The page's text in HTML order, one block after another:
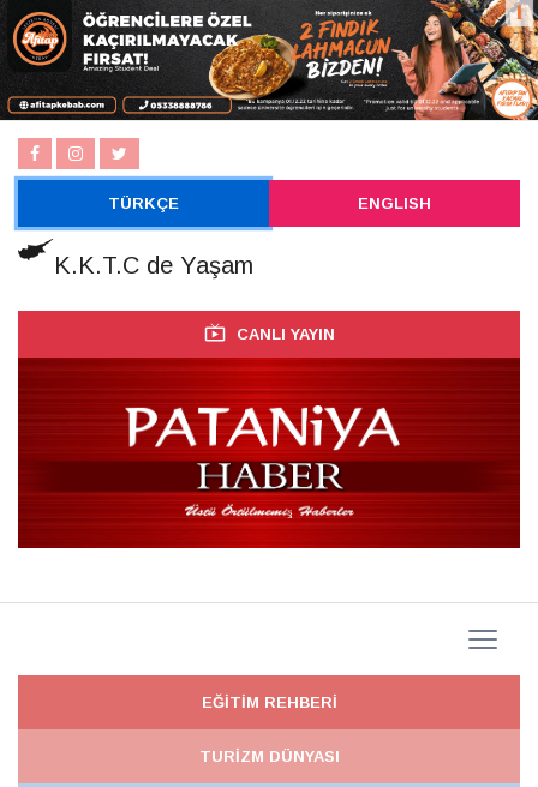
TÜRKÇE ENGLISH
K.K.T.C de Yaşam
CANLI YAYIN
EĞİTİM REHBERİ
TURİZM DÜNYASI